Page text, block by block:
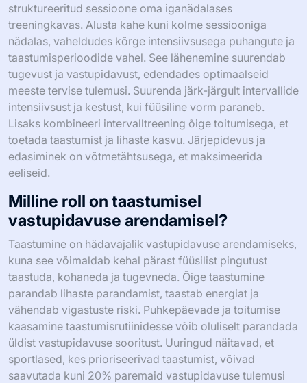
struktureeritud sessioone oma iganädalases
treeningkavas. Alusta kahe kuni kolme sessiooniga
nädalas, vaheldudes kõrge intensiivsusega puhangute ja
taastumisperioodide vahel. See lähenemine suurendab
tugevust ja vastupidavust, edendades optimaalseid
meeste tervise tulemusi. Suurenda järk-järgult intervallide
intensiivsust ja kestust, kui füüsiline vorm paraneb.
Lisaks kombineeri intervalltreening õige toitumisega, et
toetada taastumist ja lihaste kasvu. Järjepidevus ja
edasiminek on võtmetähtsusega, et maksimeerida
eeliseid.
Milline roll on taastumisel
vastupidavuse arendamisel?
Taastumine on hädavajalik vastupidavuse arendamiseks,
kuna see võimaldab kehal pärast füüsilist pingutust
taastuda, kohaneda ja tugevneda. Õige taastumine
parandab lihaste parandamist, taastab energiat ja
vähendab vigastuste riski. Puhkepäevade ja toitumise
kaasamine taastumisrutiinidesse võib oluliselt parandada
üldist vastupidavuse sooritust. Uuringud näitavad, et
sportlased, kes prioriseerivad taastumist, võivad
saavutada kuni 20% paremaid vastupidavuse tulemusi